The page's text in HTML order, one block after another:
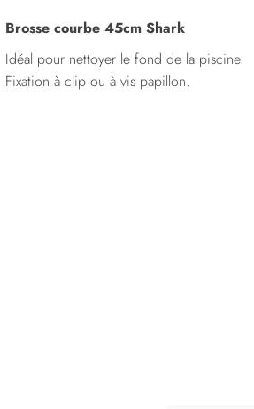
Brosse courbe 45cm Shark
Idéal pour nettoyer le fond de la piscine.
Fixation à clip ou à vis papillon.